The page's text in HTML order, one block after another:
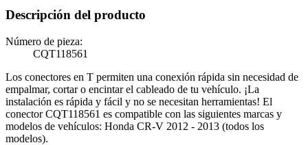
Descripción del producto
Número de pieza:
CQT118561
Los conectores en T permiten una conexión rápida sin necesidad de
empalmar, cortar o encintar el cableado de tu vehículo. ¡La
instalación es rápida y fácil y no se necesitan herramientas! El
conector CQT118561 es compatible con las siguientes marcas y
modelos de vehículos: Honda CR-V 2012 - 2013 (todos los
modelos).